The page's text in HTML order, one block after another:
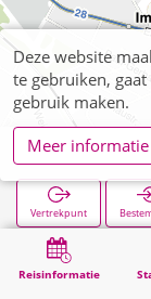
Reisinformatie
Mariadorf
Vertrekpunt
Zoekopracht
Deze website
te gebruiken,
gebruik maken.
Meer informatie